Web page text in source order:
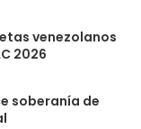
venezolanos
2026
soberanía de